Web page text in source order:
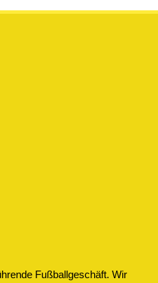
Fußballgeschäft. Wir